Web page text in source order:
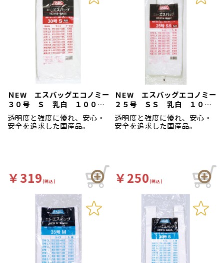
ＮEW エスバッグエコノミー
３０号 Ｓ 乳白 １００枚
袋入
透明度と強度に優れ、安心・
安全を追求した国産品。
￥319(税込)
ＮEW エスバッグエコノミー
２５号 ＳＳ 乳白 １００
枚袋入
透明度と強度に優れ、安心・
安全を追求した国産品。
￥250(税込)